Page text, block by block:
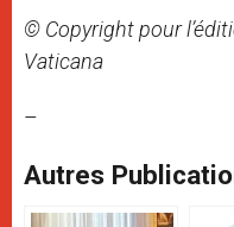
© Copyright pour
Vaticana
–
Autres